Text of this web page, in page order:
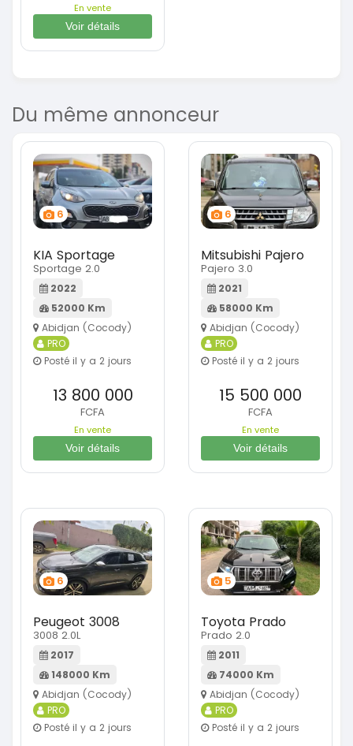
En vente
Voir détails
Du même annonceur
6
KIA Sportage
Sportage 2.0
2022
52000 Km
Abidjan (Cocody)
PRO
Posté il y a 2 jours
13 800 000
FCFA
En vente
Voir détails
6
Mitsubishi Pajero
Pajero 3.0
2021
58000 Km
Abidjan (Cocody)
PRO
Posté il y a 2 jours
15 500 000
FCFA
En vente
Voir détails
6
Peugeot 3008
3008 2.0L
2017
148000 Km
Abidjan (Cocody)
PRO
Posté il y a 2 jours
5
Toyota Prado
Prado 2.0
2011
74000 Km
Abidjan (Cocody)
PRO
Posté il y a 2 jours